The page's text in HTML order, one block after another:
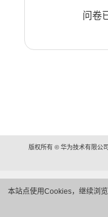
本站点使用Cookies，继续浏
问卷
版权所有 © 华为技术有限公